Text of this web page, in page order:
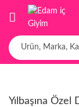
Yılbaşına Özel